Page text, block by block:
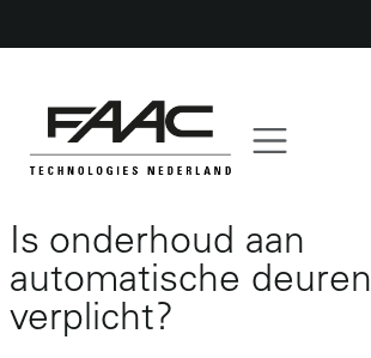
content
Is onderhoud aan
automatische deuren
verplicht?